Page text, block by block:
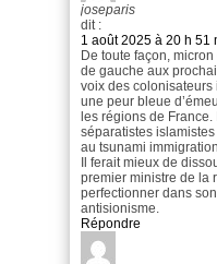
joseparis
dit :
1 août 2025 à 20 h 51
De toute façon,
de gauche aux
voix des colonisateurs
une peur bleue
les régions de
séparatistes
au tsunami
Il ferait mieux de
premier ministre de la
perfectionner dans
antisionisme.
Répondre